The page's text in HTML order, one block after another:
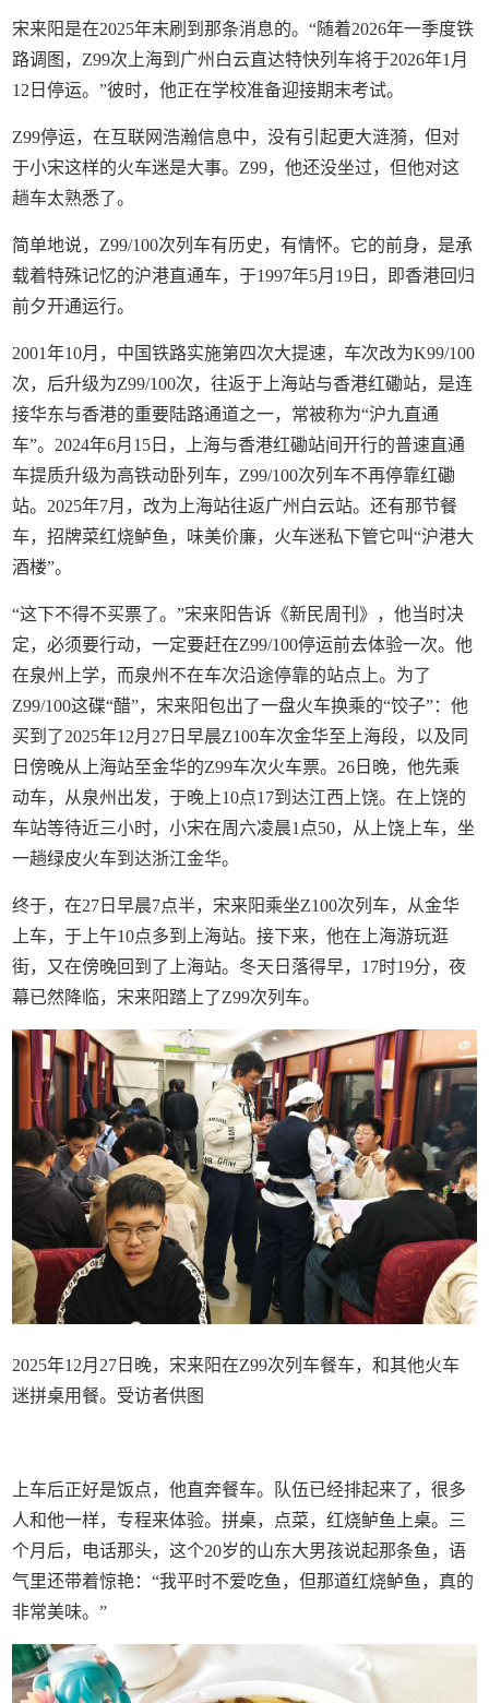
宋来阳是在2025年末刷到那条消息的。“随着2026年一季度铁
路调图，Z99次上海到广州白云直达特快列车将于2026年1月
12日停运。”彼时，他正在学校准备迎接期末考试。
Z99停运，在互联网浩瀚信息中，没有引起更大涟漪，但对
于小宋这样的火车迷是大事。Z99，他还没坐过，但他对这
趟车太熟悉了。
简单地说，Z99/100次列车有历史，有情怀。它的前身，是承
载着特殊记忆的沪港直通车，于1997年5月19日，即香港回归
前夕开通运行。
2001年10月，中国铁路实施第四次大提速，车次改为K99/100
次，后升级为Z99/100次，往返于上海站与香港红磡站，是连
接华东与香港的重要陆路通道之一，常被称为“沪九直通
车”。2024年6月15日，上海与香港红磡站间开行的普速直通
车提质升级为高铁动卧列车，Z99/100次列车不再停靠红磡
站。2025年7月，改为上海站往返广州白云站。还有那节餐
车，招牌菜红烧鲈鱼，味美价廉，火车迷私下管它叫“沪港大
酒楼”。
“这下不得不买票了。”宋来阳告诉《新民周刊》，他当时决
定，必须要行动，一定要赶在Z99/100停运前去体验一次。他
在泉州上学，而泉州不在车次沿途停靠的站点上。为了
Z99/100这碟“醋”，宋来阳包出了一盘火车换乘的“饺子”：他
买到了2025年12月27日早晨Z100车次金华至上海段，以及同
日傍晚从上海站至金华的Z99车次火车票。26日晚，他先乘
动车，从泉州出发，于晚上10点17到达江西上饶。在上饶的
车站等待近三小时，小宋在周六凌晨1点50，从上饶上车，坐
一趟绿皮火车到达浙江金华。
终于，在27日早晨7点半，宋来阳乘坐Z100次列车，从金华
上车，于上午10点多到上海站。接下来，他在上海游玩逛
街，又在傍晚回到了上海站。冬天日落得早，17时19分，夜
幕已然降临，宋来阳踏上了Z99次列车。
2025年12月27日晚，宋来阳在Z99次列车餐车，和其他火车
迷拼桌用餐。受访者供图
上车后正好是饭点，他直奔餐车。队伍已经排起来了，很多
人和他一样，专程来体验。拼桌，点菜，红烧鲈鱼上桌。三
个月后，电话那头，这个20岁的山东大男孩说起那条鱼，语
气里还带着惊艳：“我平时不爱吃鱼，但那道红烧鲈鱼，真的
非常美味。”